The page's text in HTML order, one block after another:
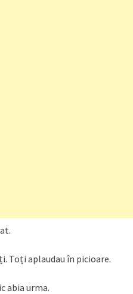
Toți aplaudau în picioare.
abia urma.